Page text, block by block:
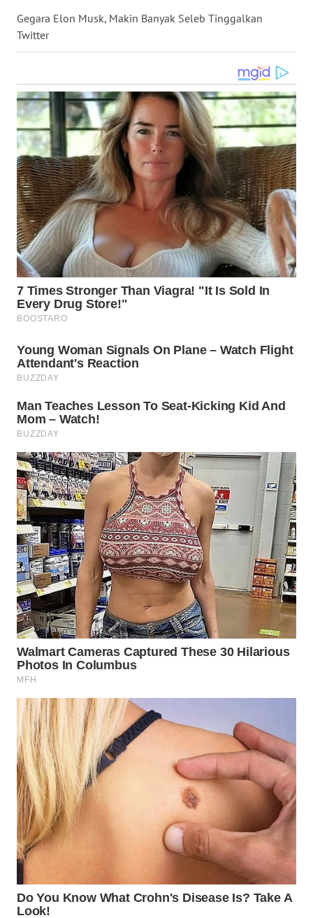
Gegara Elon Musk, Makin Banyak Seleb Tinggalkan
Twitter
WN
NUSANTARA
JOGJA
WN
JATIM
WN
BALI
WN
KALBAR
WN
KALTENG
WN
WN
WN
SULSEL
WN
GORONTALO
WN
SULUT
WN
MALUKU
MALUT
WN
DAIRI
WN
DANAU
TOBA
WN
WN